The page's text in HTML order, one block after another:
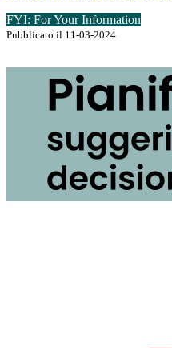
FYI: For Your Information
Pubblicato il 11-03-2024